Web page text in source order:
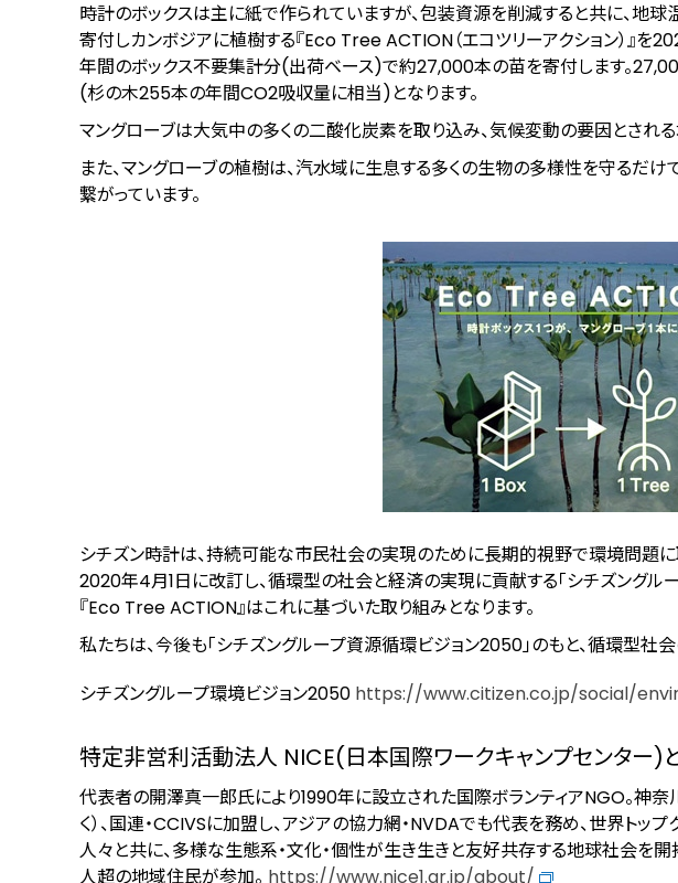
時計のボックスは主に紙で作られていますが、包装資源を削減すると共に、地
寄付しカンボジアに植樹する『Eco Tree ACTION（エコツリーアクション）』を
年間のボックス不要集計分(出荷ベース)で約27,000本の苗を寄付します。
(杉の木255本の年間CO2吸収量に相当)となります。
マングローブは大気中の多くの二酸化炭素を取り込み、気候変動の要因とされ
また、マングローブの植樹は、汽水域に生息する多くの生物の多様性を守るだ
繋がっています。
シチズン時計は、持続可能な市民社会の実現のために長期的視野で環境問題に
2020年4月1日に改訂し、循環型の社会と経済の実現に貢献する「シチズングル
『Eco Tree ACTION』はこれに基づいた取り組みとなります。
私たちは、今後も「シチズングループ資源循環ビジョン2050」のもと、循環型社
シチズングループ環境ビジョン2050 https://www.citizen.co.jp/social/
特定非営利活動法人 NICE(日本国際ワークキャンプセンター)
代表者の開澤真一郎氏により1990年に設立された国際ボランティアNGO。神
く）、国連・CCIVSに加盟し、アジアの協力網・NVDAでも代表を務め、世界トッ
人々と共に、多様な生態系・文化・個性が生き生きと友好共存する地球社会を
人超の地域住民が参加。 https://www.nice1.gr.jp/about/